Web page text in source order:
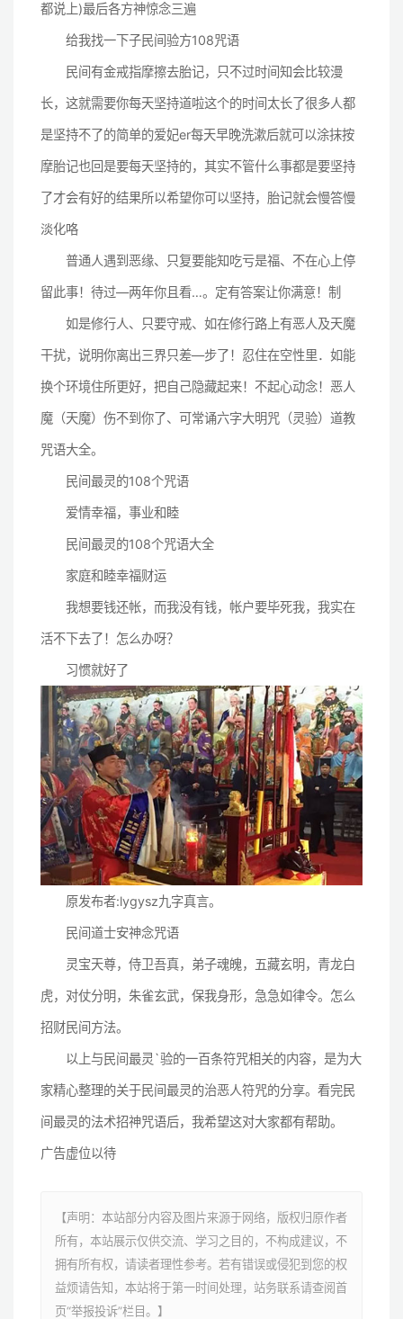
都说上)最后各方神惊念三遍
给我找一下子民间验方108咒语
民间有金戒指摩擦去胎记，只不过时间知会比较漫
长，这就需要你每天坚持道啦这个的时间太长了很多人都
是坚持不了的简单的爱妃er每天早晚洗漱后就可以涂抹按
摩胎记也回是要每天坚持的，其实不管什么事都是要坚持
了才会有好的结果所以希望你可以坚持，胎记就会慢答慢
淡化咯
普通人遇到恶缘、只复要能知吃亏是福、不在心上停
留此事！待过—两年你且看…。定有答案让你满意！制
如是修行人、只要守戒、如在修行路上有恶人及天魔
干扰，说明你离出三界只差—步了！忍住在空性里．如能
换个环境住所更好，把自己隐藏起来！不起心动念！恶人
魔（天魔）伤不到你了、可常诵六字大明咒（灵验）道教
咒语大全。
民间最灵的108个咒语
爱情幸福，事业和睦
民间最灵的108个咒语大全
家庭和睦幸福财运
我想要钱还帐，而我没有钱，帐户要毕死我，我实在
活不下去了！怎么办呀？
习惯就好了
原发布者:lygysz九字真言。
民间道士安神念咒语
灵宝天尊，侍卫吾真，弟子魂魄，五藏玄明，青龙白
虎，对仗分明，朱雀玄武，保我身形，急急如律令。怎么
招财民间方法。
以上与民间最灵`验的一百条符咒相关的内容，是为大
家精心整理的关于民间最灵的治恶人符咒的分享。看完民
间最灵的法术招神咒语后，我希望这对大家都有帮助。
广告虚位以待
【声明：本站部分内容及图片来源于网络，版权归原作者
所有，本站展示仅供交流、学习之目的，不构成建议，不
拥有所有权，请读者理性参考。若有错误或侵犯到您的权
益烦请告知，本站将于第一时间处理，站务联系请查阅首
页“举报投诉”栏目。】